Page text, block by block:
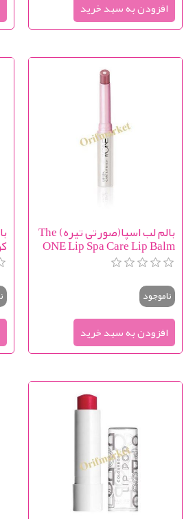
بالم لب اسپا(صورتی تیره) The
ONE Lip Spa Care Lip Balm
ناموجود